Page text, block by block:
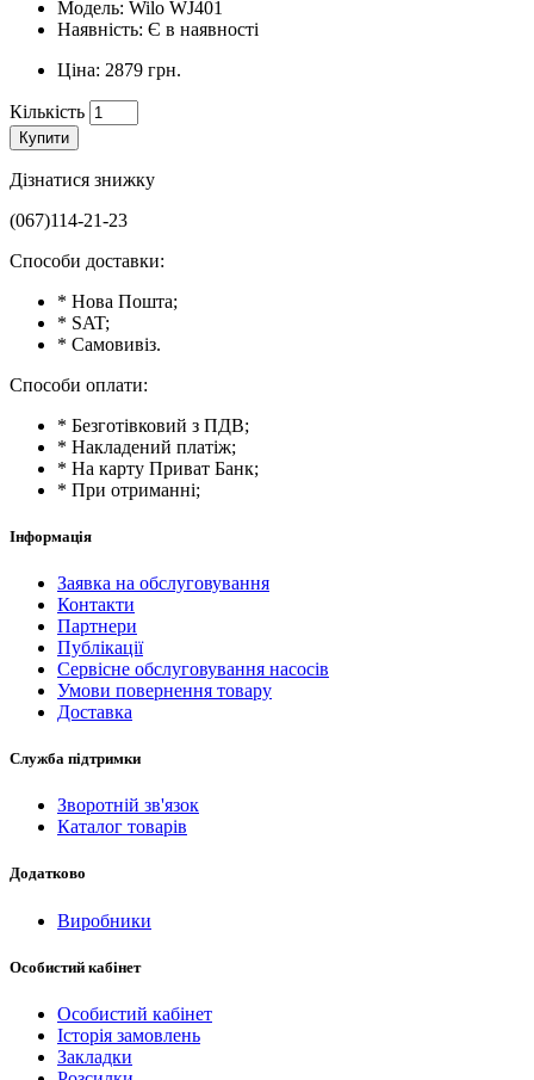
Модель: Wilo WJ401
Наявність: Є в наявності
Ціна: 2879 грн.
Кількість
Купити
Дізнатися знижку
(067)114-21-23
Способи доставки:
* Нова Пошта;
* SAT;
* Самовивіз.
Способи оплати:
* Безготівковий з ПДВ;
* Накладений платіж;
* На карту Приват Банк;
* При отриманні;
Інформація
Заявка на обслуговування
Контакти
Партнери
Публікації
Сервісне обслуговування насосів
Умови повернення товару
Доставка
Служба підтримки
Зворотній зв'язок
Каталог товарів
Додатково
Виробники
Особистий кабінет
Особистий кабінет
Історія замовлень
Закладки